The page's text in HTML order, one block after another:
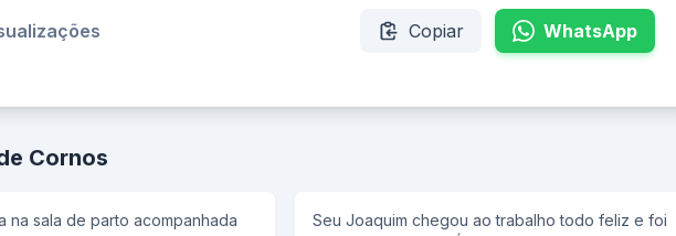
Copiar WhatsApp
Cornos
na sala de parto acompanhada
Seu Joaquim chegou ao trabalho todo feliz e foi